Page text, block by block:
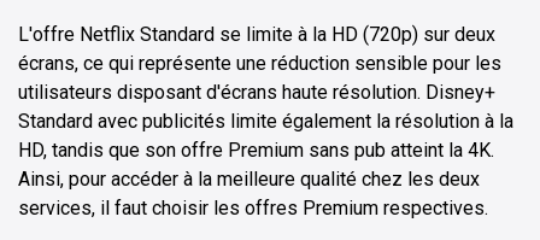
L'offre Netflix Standard se limite à la HD (720p) sur deux
écrans, ce qui représente une réduction sensible pour les
utilisateurs disposant d'écrans haute résolution. Disney+
Standard avec publicités limite également la résolution à la
HD, tandis que son offre Premium sans pub atteint la 4K.
Ainsi, pour accéder à la meilleure qualité chez les deux
services, il faut choisir les offres Premium respectives.